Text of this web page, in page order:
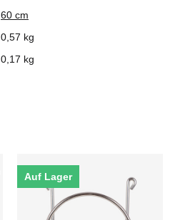
60 cm
0,57 kg
0,17 kg
Auf Lager